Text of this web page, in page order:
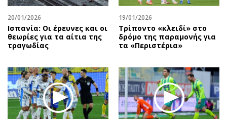
Διεθνή
Κληρώσεις Allwyn
Οικονομία
Real Estate
Επιχειρήσεις
Αγορές
Social
Αυτοκίνηση
Πολιτική
Οικονομία
Γενικά
Αναδρομές
20/01/2026
Ισπανία: Οι έρευνες και οι
θεωρίες για τα αίτια της
τραγωδίας
19/01/2026
Τρίποντο «κλειδί» στο
δρόμο της παραμονής για
τα «Περιστέρια»